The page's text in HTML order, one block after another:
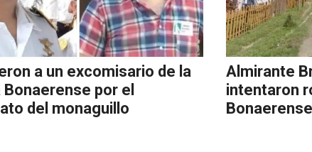
a un excomisario de la
por el
del monaguillo
Almirante
intentaron